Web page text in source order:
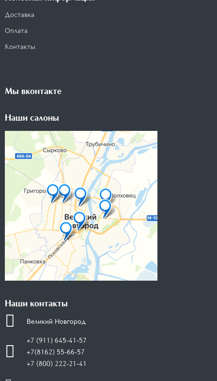
Доставка
Оплата
Контакты
Мы вконтакте
Наши салоны
Наши контакты
Великий Новгород
+7 (911) 645-41-57
+7(8162) 55-66-57
+7 (800) 222-21-41